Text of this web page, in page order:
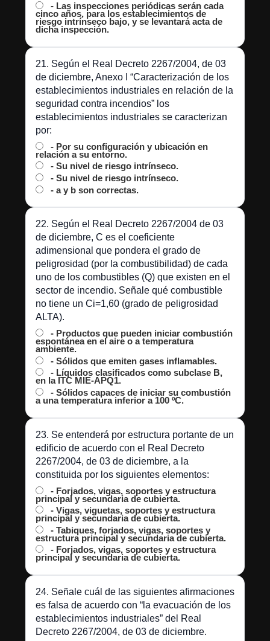
- Las inspecciones periódicas serán cada
cinco años, para los establecimientos de
riesgo intrínseco bajo, y se levantará acta de
dicha inspección.
21. Según el Real Decreto 2267/2004, de 03
de diciembre, Anexo I “Caracterización de los
establecimientos industriales en relación de la
seguridad contra incendios” los
establecimientos industriales se caracterizan
por:
- Por su configuración y ubicación en
relación a su entorno.
- Su nivel de riesgo intrínseco.
- Su nivel de riesgo intrínseco.
- a y b son correctas.
22. Según el Real Decreto 2267/2004 de 03
de diciembre, C es el coeficiente
adimensional que pondera el grado de
peligrosidad (por la combustibilidad) de cada
uno de los combustibles (Q) que existen en el
sector de incendio. Señale qué combustible
no tiene un Ci=1,60 (grado de peligrosidad
ALTA).
- Productos que pueden iniciar combustión
espontánea en el aire o a temperatura
ambiente.
- Sólidos que emiten gases inflamables.
- Líquidos clasificados como subclase B,
en la ITC MIE-APQ1.
- Sólidos capaces de iniciar su combustión
a una temperatura inferior a 100 ºC.
23. Se entenderá por estructura portante de un
edificio de acuerdo con el Real Decreto
2267/2004, de 03 de diciembre, a la
constituida por los siguientes elementos:
- Forjados, vigas, soportes y estructura
principal y secundaria de cubierta.
- Vigas, viguetas, soportes y estructura
principal y secundaria de cubierta.
- Tabiques, forjados, vigas, soportes y
estructura principal y secundaria de cubierta.
- Forjados, vigas, soportes y estructura
principal y secundaria de cubierta.
24. Señale cuál de las siguientes afirmaciones
es falsa de acuerdo con “la evacuación de los
establecimientos industriales” del Real
Decreto 2267/2004, de 03 de diciembre.